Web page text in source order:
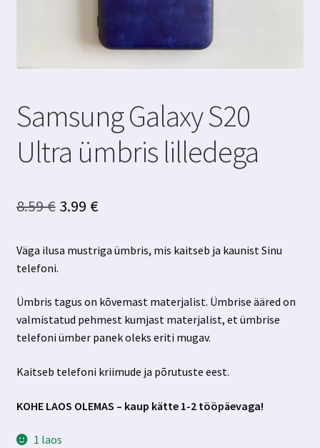
Samsung Galaxy S20
Ultra ümbris lilledega
8.59€ Algne
oli:
3.99 €Praegune
on:
Väga ilusa mustriga ümbris, mis kaitseb ja kaunist Sinu
telefoni.
Ümbris tagus on kõvemast materjalist. Ümbrise ääred on
valmistatud pehmest kumjast materjalist, et ümbrise
telefoni ümber panek oleks eriti mugav.
Kaitseb telefoni kriimude ja põrutuste eest.
KOHE LAOS OLEMAS – kaup kätte 1-2 tööpäevaga!
1 laos